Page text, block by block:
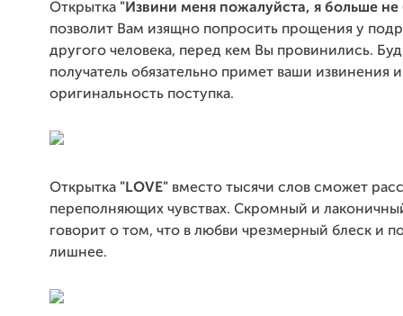
Открытка "Извини меня пожалуйста, я больше не
позволит Вам изящно попросить прощения у
другого человека, перед кем Вы провинились.
получатель обязательно примет ваши извинения
оригинальность поступка.
Открытка "LOVE" вместо тысячи слов сможет
переполняющих чувствах. Скромный и
говорит о том, что в любви чрезмерный блеск и
лишнее.